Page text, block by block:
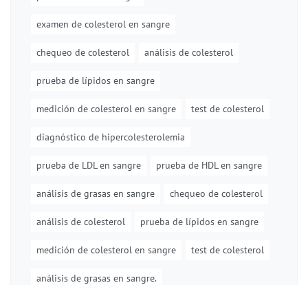
examen de colesterol en sangre
chequeo de colesterol análisis de colesterol
prueba de lípidos en sangre
medición de colesterol en sangre test de colesterol
diagnóstico de hipercolesterolemia
prueba de LDL en sangre prueba de HDL en sangre
análisis de grasas en sangre chequeo de colesterol
análisis de colesterol prueba de lípidos en sangre
medición de colesterol en sangre test de colesterol
análisis de grasas en sangre.